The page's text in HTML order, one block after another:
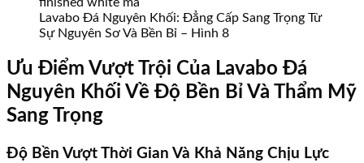
Lavabo Đá Nguyên Khối: Đẳng Cấp Sang Trọng Từ
Sự Nguyên Sơ Và Bền Bỉ – Hình 8
Ưu Điểm Vượt Trội Của Lavabo Đá
Nguyên Khối Về Độ Bền Bỉ Và Thẩm Mỹ
Sang Trọng
Độ Bền Vượt Thời Gian Và Khả Năng Chịu Lực